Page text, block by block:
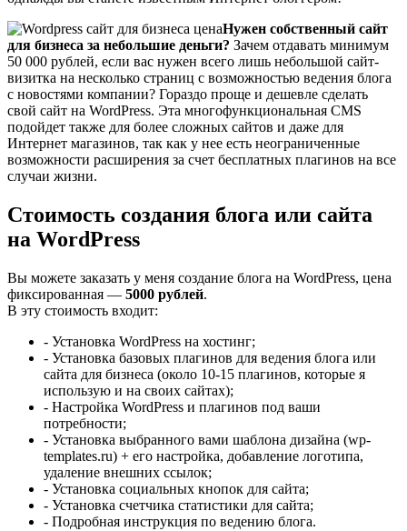
Нужен собственный сайт
для бизнеса за небольшие деньги? Зачем отдавать минимум
50 000 рублей, если вас нужен всего лишь небольшой сайт-
визитка на несколько страниц с возможностью ведения блога
с новостями компании? Гораздо проще и дешевле сделать
свой сайт на WordPress. Эта многофункциональная CMS
подойдет также для более сложных сайтов и даже для
Интернет магазинов, так как у нее есть неограниченные
возможности расширения за счет бесплатных плагинов на все
случаи жизни.
Стоимость создания блога или сайта
на WordPress
Вы можете заказать у меня создание блога на WordPress, цена
фиксированная — 5000 рублей.
В эту стоимость входит:
- Установка WordPress на хостинг;
- Установка базовых плагинов для ведения блога или
сайта для бизнеса (около 10-15 плагинов, которые я
использую и на своих сайтах);
- Настройка WordPress и плагинов под ваши
потребности;
- Установка выбранного вами шаблона дизайна (wp-
templates.ru) + его настройка, добавление логотипа,
удаление внешних ссылок;
- Установка социальных кнопок для сайта;
- Установка счетчика статистики для сайта;
- Подробная инструкция по ведению блога.